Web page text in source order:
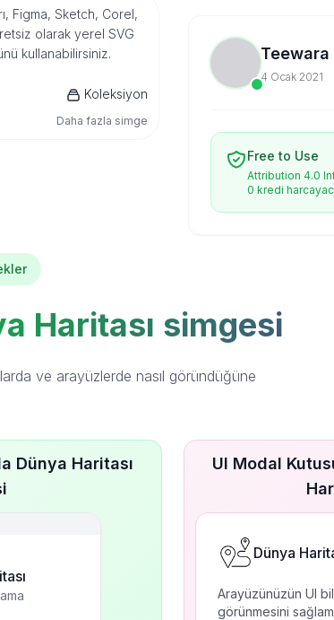
Figma, Sketch, Corel,
olarak yerel SVG
kullanabilirsiniz.
Koleksiyon
Daha fazla simge
4 Ocak 2021
Free to Use
Attribution 4.0
0 kredi
Haritası simgesi
ve arayüzlerde nasıl göründüğüne
Dünya Haritası
UI Modal
Dünya
Arayüzünüzün UI
görünmesini